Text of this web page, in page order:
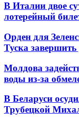
В Италии двое
лотерейный
Орден для
Туска завершить
Молдова
воды из-за
В Беларуси
Трубецкой